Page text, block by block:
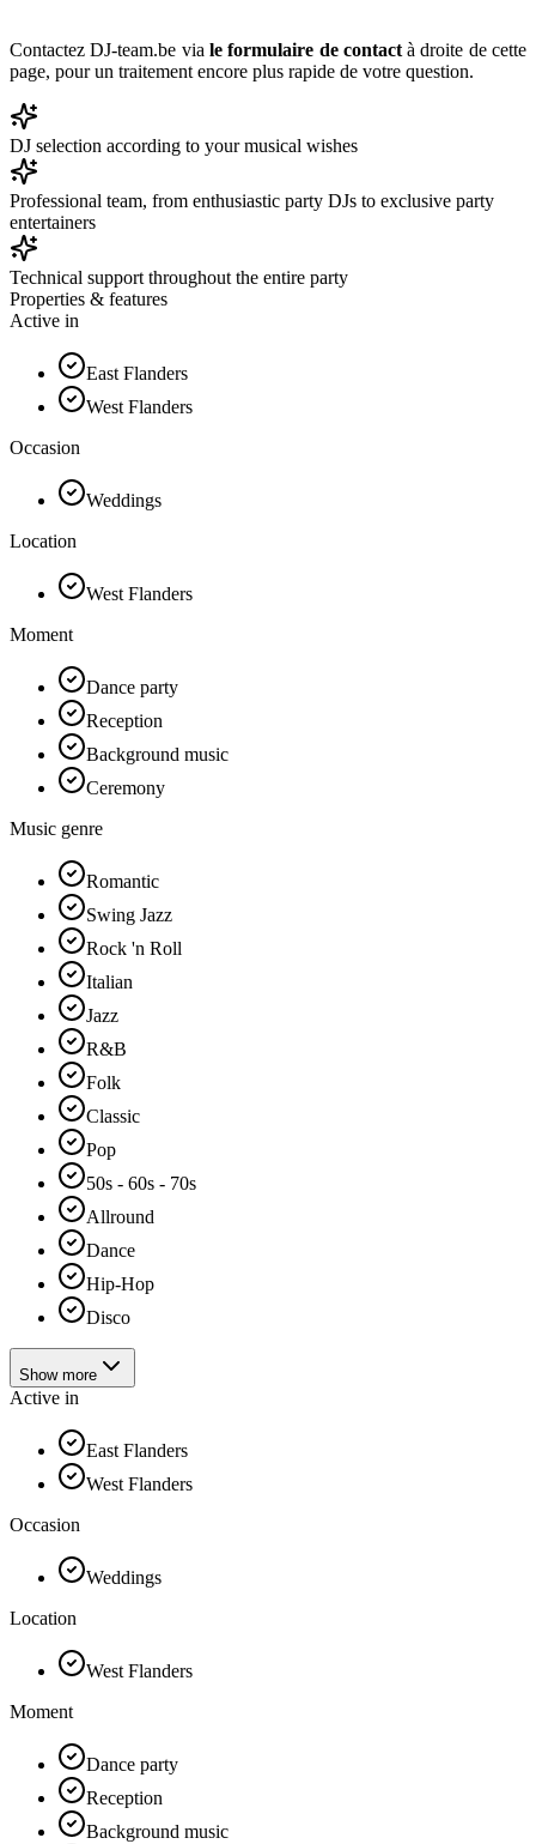
Contactez DJ-team.be via le formulaire de contactà droite de cette
page, pour un traitement encore plus rapide de votre question.
DJ selection according to your musical wishes
Professional team, from enthusiastic party DJs to exclusive party
entertainers
Technical support throughout the entire party
Properties & features
Active in
East Flanders
West Flanders
Occasion
Weddings
Location
West Flanders
Moment
Dance party
Reception
Background music
Ceremony
Music genre
Romantic
Swing Jazz
Rock 'n Roll
Italian
Jazz
R&B
Folk
Classic
Pop
50s - 60s - 70s
Allround
Dance
Hip-Hop
Disco
Show more
Active in
East Flanders
West Flanders
Occasion
Weddings
Location
West Flanders
Moment
Dance party
Reception
Background music